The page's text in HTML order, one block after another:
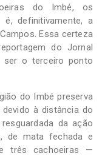
do Imbé, os
definitivamente, a
Essa certeza
do Jornal
ser o terceiro ponto
do Imbé preserva
à distância do
da ação
de mata fechada e
três cachoeiras —